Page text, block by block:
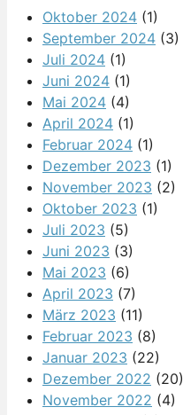
Oktober 2024 (1)
September 2024 (3)
Juli 2024 (1)
Juni 2024 (1)
Mai 2024 (4)
April 2024 (1)
Februar 2024 (1)
Dezember 2023 (1)
November 2023 (2)
Oktober 2023 (1)
Juli 2023 (5)
Juni 2023 (3)
Mai 2023 (6)
April 2023 (7)
März 2023 (11)
Februar 2023 (8)
Januar 2023 (22)
Dezember 2022 (20)
November 2022 (4)